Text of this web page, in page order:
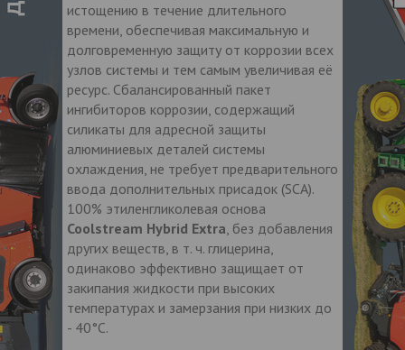
истощению в течение длительного
времени, обеспечивая максимальную и
долговременную защиту от коррозии всех
узлов системы и тем самым увеличивая её
ресурс. Сбалансированный пакет
ингибиторов коррозии, содержащий
силикаты для адресной защиты
алюминиевых деталей системы
охлаждения, не требует предварительного
ввода дополнительных присадок (SCA).
100% этиленгликолевая основа
Coolstream Hybrid Extra , без добавления
других веществ, в т. ч. глицерина,
одинаково эффективно защищает от
закипания жидкости при высоких
температурах и замерзания при низких до
- 40°С.